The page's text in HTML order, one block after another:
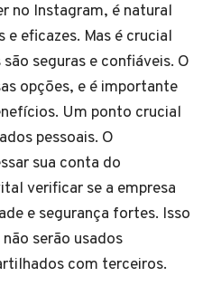
no Instagram, é natural
eficazes. Mas é crucial
seguras e confiáveis. O
opções, e é importante
Um ponto crucial
pessoais. O
sua conta do
verificar se a empresa
e segurança fortes. Isso
serão usados
com terceiros.